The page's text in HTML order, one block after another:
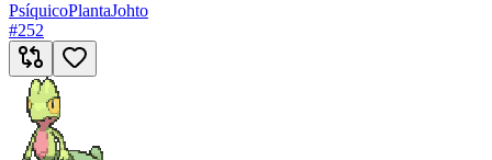
PsíquicoPlantaJohto
#252